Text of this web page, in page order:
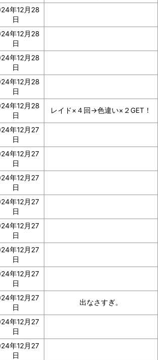
いいたします。
年12月28
日
年12月28
日
年12月28
日
年12月28
日
年12月28
日
レイド×４回→色違い×２GET！
年12月27
日
年12月27
日
年12月27
日
年12月27
日
年12月27
日
年12月27
日
年12月27
日
年12月27
日
出なさすぎ。
年12月27
日
年12月27
日